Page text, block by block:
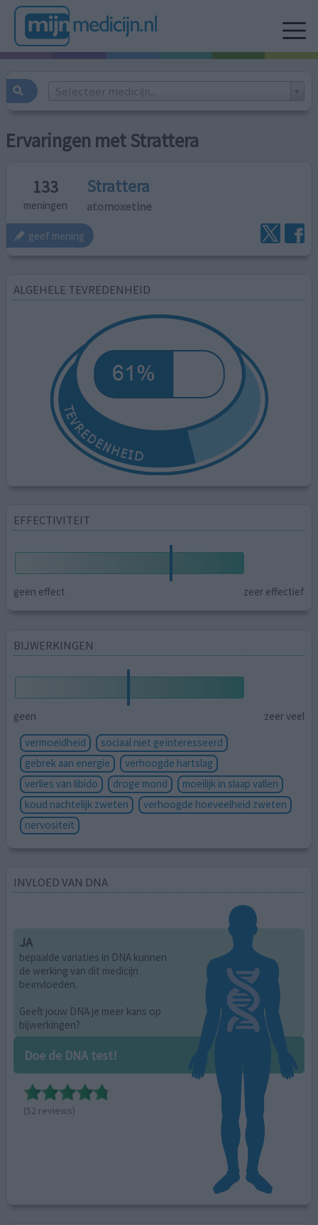
Selecteer medicijn...
Ervaringen met Strattera
133
meningen
Strattera
atomoxetine
geef mening
ALGEHELE TEVREDENHEID
EFFECTIVITEIT
geen effect zeer effectief
BIJWERKINGEN
geen
zeer veel
vermoeidheid
sociaal niet geïnteresseerd
gebrek aan energie
verhoogde hartslag
verlies van libido
droge mond
moeilijk in slaap vallen
koud nachtelijk zweten
verhoogde hoeveelheid zweten
nervositeit
INVLOED VAN DNA
JA
bepaalde variaties in DNA kunnen
de werking van dit medicijn
beïnvloeden.
Geeft jouw DNA je meer kans op
bijwerkingen?
Doe de DNA test!
(52 reviews)